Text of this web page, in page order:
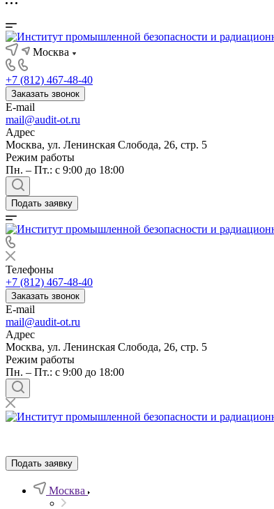
Москва
+7 (812) 467-48-40
Заказать звонок
E-mail
mail@audit-ot.ru
Адрес
Москва, ул. Ленинская Слобода, 26, стр. 5
Режим работы
Пн. – Пт.: с 9:00 до 18:00
Подать заявку
Телефоны
+7 (812) 467-48-40
Заказать звонок
E-mail
mail@audit-ot.ru
Адрес
Москва, ул. Ленинская Слобода, 26, стр. 5
Режим работы
Пн. – Пт.: с 9:00 до 18:00
Подать заявку
Москва